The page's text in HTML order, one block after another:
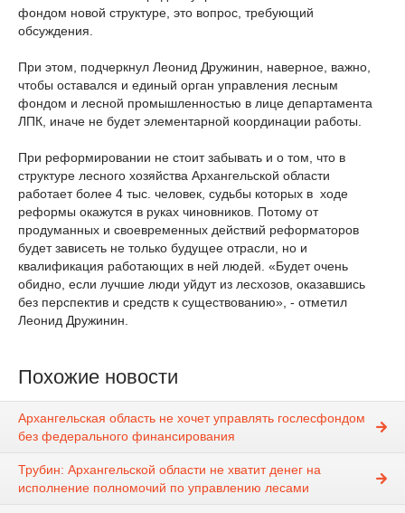
фондом новой структуре, это вопрос, требующий
обсуждения.
При этом, подчеркнул Леонид Дружинин, наверное, важно,
чтобы оставался и единый орган управления лесным
фондом и лесной промышленностью в лице департамента
ЛПК, иначе не будет элементарной координации работы.
При реформировании не стоит забывать и о том, что в
структуре лесного хозяйства Архангельской области
работает более 4 тыс. человек, судьбы которых в ходе
реформы окажутся в руках чиновников. Потому от
продуманных и своевременных действий реформаторов
будет зависеть не только будущее отрасли, но и
квалификация работающих в ней людей. «Будет очень
обидно, если лучшие люди уйдут из лесхозов, оказавшись
без перспектив и средств к существованию», - отметил
Леонид Дружинин.
Похожие новости
Архангельская область не хочет управлять гослесфондом
без федерального финансирования
Трубин: Архангельской области не хватит денег на
исполнение полномочий по управлению лесами